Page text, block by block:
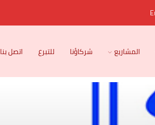
المشاريع شركاؤنا للتبرع اتصل بنا